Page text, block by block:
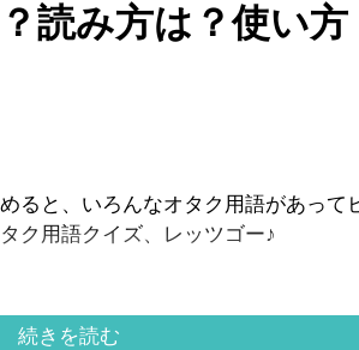
読み方は？使い方
と、いろんなオタク用語があって
ク用語クイズ、レッツゴー♪
続きを読む